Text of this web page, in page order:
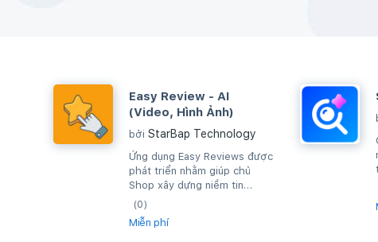
Easy Review - AI
(Video, Hình Ảnh)
bởiStarBap Technology
Ứng dụng Easy Reviews được
phát triển nhằm giúp chủ
Shop xây dựng niềm tin
khách hàng và góp phần gia
tăng doanh số cửa...
(0)
Miễn phí